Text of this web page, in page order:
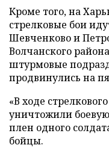
Кроме того, на
стрелковые бои
Шевченково и
Волчанского
штурмовые
продвинулись на
«В ходе
уничтожили
плен одного
бойцы.